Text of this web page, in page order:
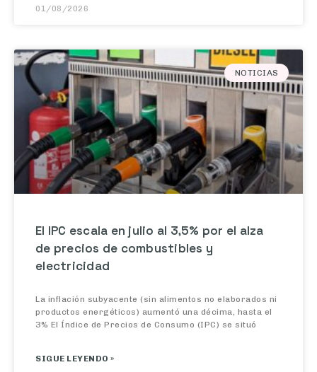
01/08/2026
NOTICIAS
El IPC escala en julio al 3,5% por el alza
de precios de combustibles y
electricidad
La inflación subyacente (sin alimentos no elaborados ni
productos energéticos) aumentó una décima, hasta el
3% El Índice de Precios de Consumo (IPC) se situó
SIGUE LEYENDO »